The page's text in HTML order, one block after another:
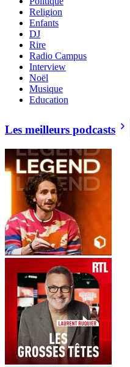
Religion
Enfants
DJ
Rire
Radio Campus
Interview
Noël
Musique
Education
Les meilleurs podcasts